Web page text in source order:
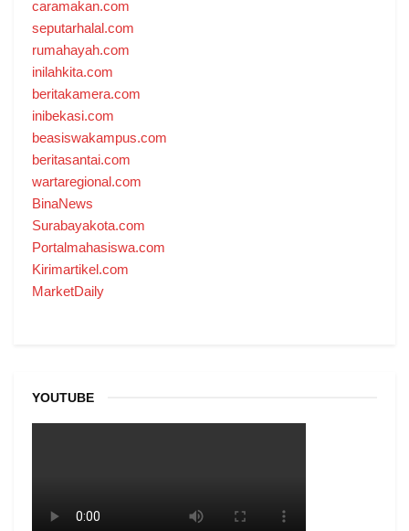
caramakan.com
seputarhalal.com
rumahayah.com
inilahkita.com
beritakamera.com
inibekasi.com
beasiswakampus.com
beritasantai.com
wartaregional.com
BinaNews
Surabayakota.com
Portalmahasiswa.com
Kirimartikel.com
MarketDaily
YOUTUBE